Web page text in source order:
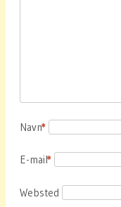
Navn
*
E-mail
*
Websted